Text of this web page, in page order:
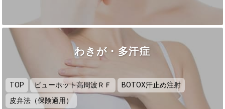
わきが・多汗症
TOP ビューホット高周波ＲＦ
BOTOX汗止め注射
皮弁法（保険適用）